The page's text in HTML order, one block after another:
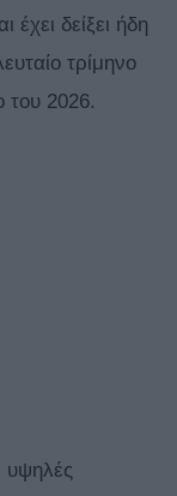
δείξει ήδη
τρίμηνο
του 2026.
υψηλές